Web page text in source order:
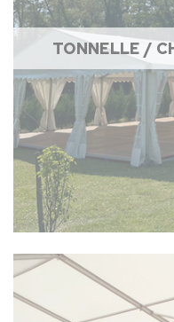
TONNELLE /